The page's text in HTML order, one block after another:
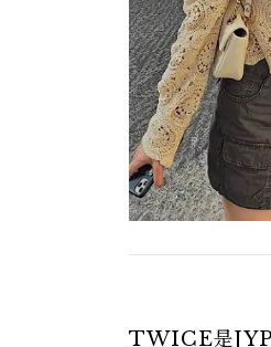
TWICE是